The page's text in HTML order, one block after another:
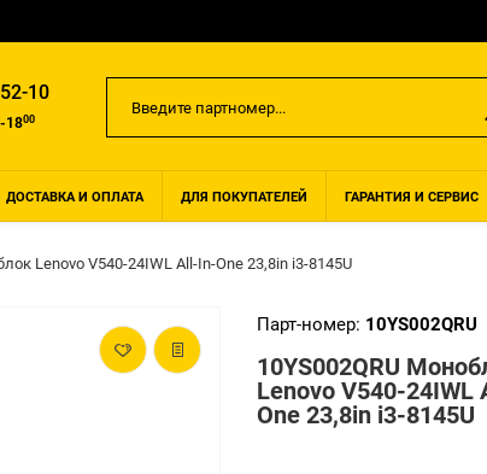
10
-1800
ДОСТАВКА И ОПЛАТА ДЛЯ ПОКУПАТЕЛЕЙ ГАРАНТИЯ И СЕРВИС
Lenovo V540-24IWL All-In-One 23,8in i3-8145U
Парт-номер: 10YS002QRU
10YS002QRU
Lenovo V540-24IWL
One 23,8in i3-8145U